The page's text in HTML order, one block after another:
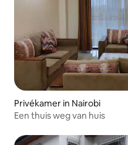
Privékamer in Nairobi
Een thuis weg van huis